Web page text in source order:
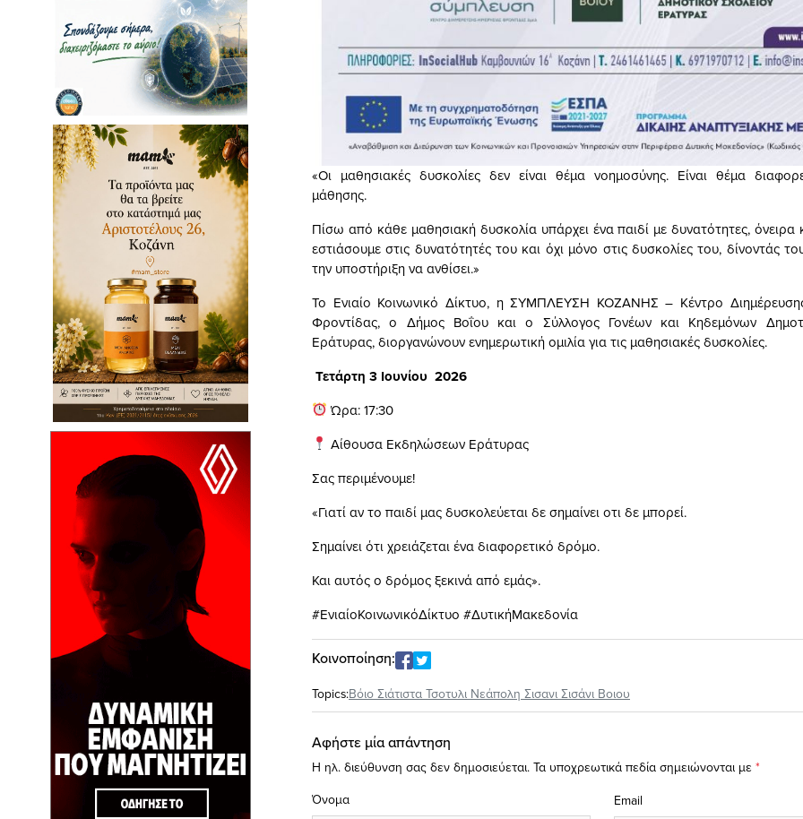
«Οι μαθησιακές δυσκολίες δεν είναι θέμα νοημοσύνης. Είναι θέμα
μάθησης.
Πίσω από κάθε μαθησιακή δυσκολία υπάρχει ένα παιδί με δυνατότητες, όνειρα
εστιάσουμε στις δυνατότητές του και όχι μόνο στις δυσκολίες του, δίνοντάς
την υποστήριξη να ανθίσει.»
Το Ενιαίο Κοινωνικό Δίκτυο, η ΣΥΜΠΛΕΥΣΗ ΚΟΖΑΝΗΣ – Κέντρο
Φροντίδας, ο Δήμος Βοΐου και ο Σύλλογος Γονέων και Κηδεμόνων
Εράτυρας, διοργανώνουν ενημερωτική ομιλία για τις μαθησιακές δυσκολίες.
Τετάρτη 3 Ιουνίου 2026
Ώρα: 17:30
Αίθουσα Εκδηλώσεων Εράτυρας
Σας περιμένουμε!
«Γιατί αν το παιδί μας δυσκολεύεται δε σημαίνει οτι δε μπορεί.
Σημαίνει ότι χρειάζεται ένα διαφορετικό δρόμο.
Και αυτός ο δρόμος ξεκινά από εμάς».
#ΕνιαίοΚοινωνικόΔίκτυο #ΔυτικήΜακεδονία
Κοινοποίηση:
Topics:Βόιο Σιάτιστα Τσοτυλι Νεάπολη Σισανι Σισάνι Βοιου
Αφήστε μία απάντηση
Η ηλ. διεύθυνση σας δεν δημοσιεύεται. Τα υποχρεωτικά πεδία σημειώνονται με *
Όνομα
Email